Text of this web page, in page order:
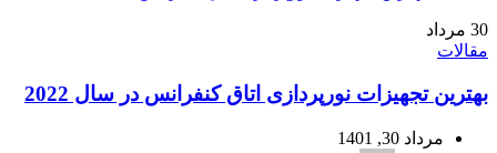
30 مرداد
مقالات
بهترین تجهیزات نورپردازی اتاق کنفرانس در سال 2022
مرداد 30, 1401